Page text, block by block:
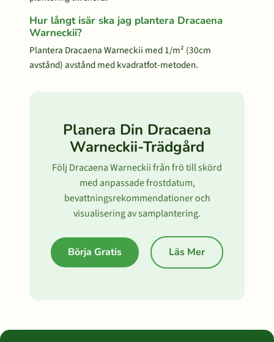
Hur långt isär ska jag plantera Dracaena
Warneckii?
Plantera Dracaena Warneckii med 1/m² (30cm
avstånd) avstånd med kvadratfot-metoden.
Planera Din Dracaena
Warneckii-Trädgård
Följ Dracaena Warneckii från frö till skörd
med anpassade frostdatum,
bevattningsrekommendationer och
visualisering av samplantering.
Börja Gratis Läs Mer